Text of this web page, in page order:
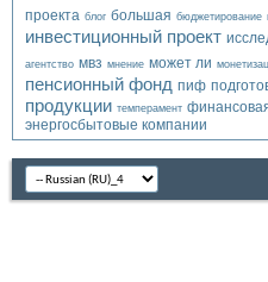
проекта блог большая бюджетирование
инвестиционный проект
агентство мвз мнение может ли
пенсионный фонд пиф
продукции темперамент
энергосбытовые компании